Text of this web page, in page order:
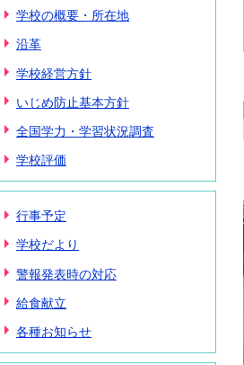
学校の概要・所在地
沿革
学校経営方針
いじめ防止基本方針
全国学力・学習状況調査
学校評価
行事予定
学校だより
警報発表時の対応
給食献立
各種お知らせ